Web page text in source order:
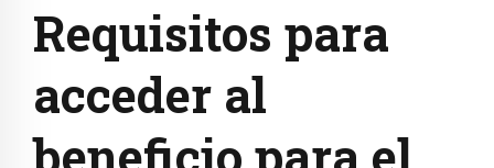
Requisitos para
acceder al